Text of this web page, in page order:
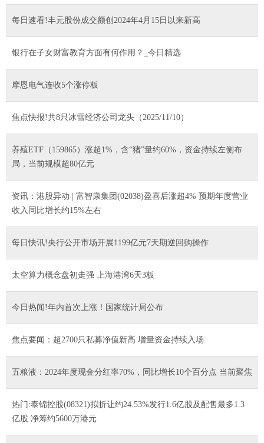
每日速看!丰元股份成交额创2024年4月15日以来新高
银行在子女财富教育方面有何作用？_今日精选
摩恩电气连收5个涨停板
焦点快报!共8只冰雪经济公司龙头（2025/11/10）
养殖ETF（159865）涨超1%，含“猪”量约60%，资金持续左侧布
局，当前规模超80亿元
资讯：港股异动 | 富智康集团(02038)盈喜后涨超4% 预期年度营业
收入同比增长约15%左右
每日快讯!央行公开市场开展1199亿元7天期逆回购操作
太空算力概念盘初走强 上海港湾6天3板
今日热闻!年内首次上涨！国家统计局公布
焦点要闻：超2700只私募净值新高 增量资金持续入场
五粮液：2024年度现金分红率70%，同比增长10个百分点 当前聚焦
热门:泰锦控股(08321)拟折让约24.53%发行1.6亿股及配售最多1.3
亿股 净筹约5600万港元